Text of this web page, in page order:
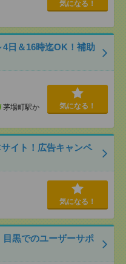
気になる！
4日＆16時迄OK！補助
/ 茅場町駅か
気になる！
イト！広告キャンペ
気になる！
黒でのユーザーサポ